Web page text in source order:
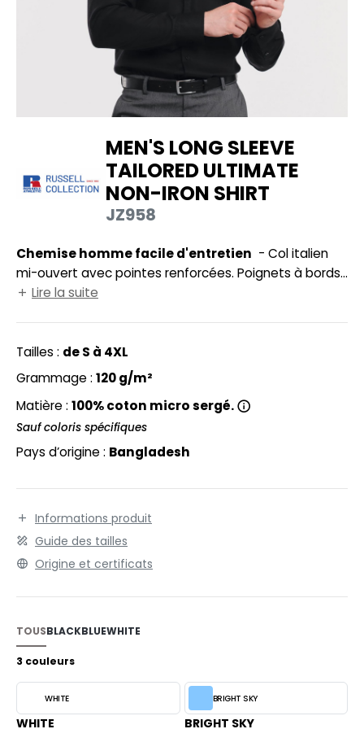
VISIBILITE
MODULABLES
LABEL / TEAR AWAY
SHOPPING
VETEMENTS
YOUR BRAND
BY PROMODORO
ROW
OF THE LOOM
OF THE LOOM VINTAGE
- BLANKS
MEN'S LONG SLEEVE
TAILORED ULTIMATE
NON-IRON SHIRT
JZ958
Chemise homme facile d'entretien
mi-ouvert avec pointes renforcées. Poignets à bords
biseautés fermés par un bouton unique. Ourlet
Lire la suite
Tailles : de S à 4XL
Grammage : 120 g/m²
Matière : 100% coton micro sergé.
Sauf coloris spécifiques
Pays d’origine : Bangladesh
Informations produit
Guide des tailles
Origine et certificats
TOUSBLACKBLUEWHITE
3 couleurs
WHITE
WHITE
BRIGHT SKY
BRIGHT SKY